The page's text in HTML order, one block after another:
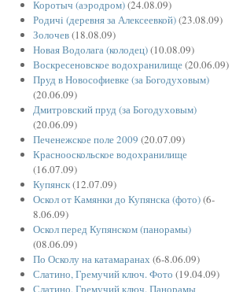
Коротыч (аэродром)(24.08.09)
Родичi (деревня за Алексеевкой)(23.08.09)
Золочев(18.08.09)
Новая Водолага (колодец)(10.08.09)
Воскресеновское водохранилище(20.06.09)
Пруд в Новософиевке (за Богодуховым)
(20.06.09)
Дмитровский пруд (за Богодуховым)
(20.06.09)
Печенежское поле 2009 (20.07.09)
Краснооскольское водохранилище
(16.07.09)
Купянск(12.07.09)
Оскол от Камянки до Купянска (фото)(6-
8.06.09)
Оскол перед Купянском (панорамы)
(08.06.09)
По Осколу на катамаранах(6-8.06.09)
Слатино, Гремучий ключ. Фото (19.04.09)
Слатино, Гремучий ключ. Панорамы